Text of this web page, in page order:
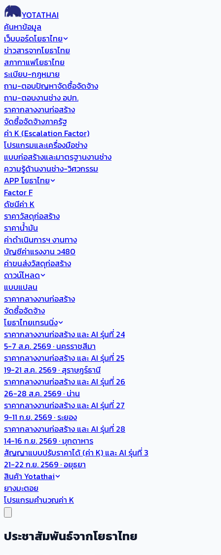
YOTATHAI
ค้นหาข้อมูล
เว็บบอร์ดโยธาไทย
ข่าวสารจากโยธาไทย
สภากาแฟโยธาไทย
ระเบียบ-กฎหมาย
ถาม-ตอบปัญหาจัดซื้อจัดจ้าง
ถาม-ตอบงานช่าง อปท.
ราคากลางงานก่อสร้าง
จัดซื้อจัดจ้างภาครัฐ
ค่า K (Escalation Factor)
โปรแกรมและเครื่องมือช่าง
แบบก่อสร้างและมาตรฐานงานช่าง
ความรู้ด้านงานช่าง-วิศวกรรม
APP โยธาไทย
Factor F
ดัชนีค่า K
ราคาวัสดุก่อสร้าง
ราคาน้ำมัน
ค่าดำเนินการฯ งานทาง
บัญชีค่าแรงงาน ว480
ค่าขนส่งวัสดุก่อสร้าง
ดาวน์โหลด
แบบแปลน
ราคากลางงานก่อสร้าง
จัดซื้อจัดจ้าง
โยธาไทยเทรนนิ่ง
ราคากลางงานก่อสร้าง และ AI รุ่นที่ 24
5-7 ส.ค. 2569 · นครราชสีมา
ราคากลางงานก่อสร้าง และ AI รุ่นที่ 25
19-21 ส.ค. 2569 · สุราษฎร์ธานี
ราคากลางงานก่อสร้าง และ AI รุ่นที่ 26
26-28 ส.ค. 2569 · น่าน
ราคากลางงานก่อสร้าง และ AI รุ่นที่ 27
9-11 ก.ย. 2569 · ระยอง
ราคากลางงานก่อสร้าง และ AI รุ่นที่ 28
14-16 ก.ย. 2569 · มุกดาหาร
สัญญาแบบปรับราคาได้ (ค่า K) และ AI รุ่นที่ 3
21-22 ก.ย. 2569 · อยุธยา
สินค้า Yotathai
ยางมะตอย
โปรแกรมคำนวณค่า K
ประชาสัมพันธ์จากโยธาไทย